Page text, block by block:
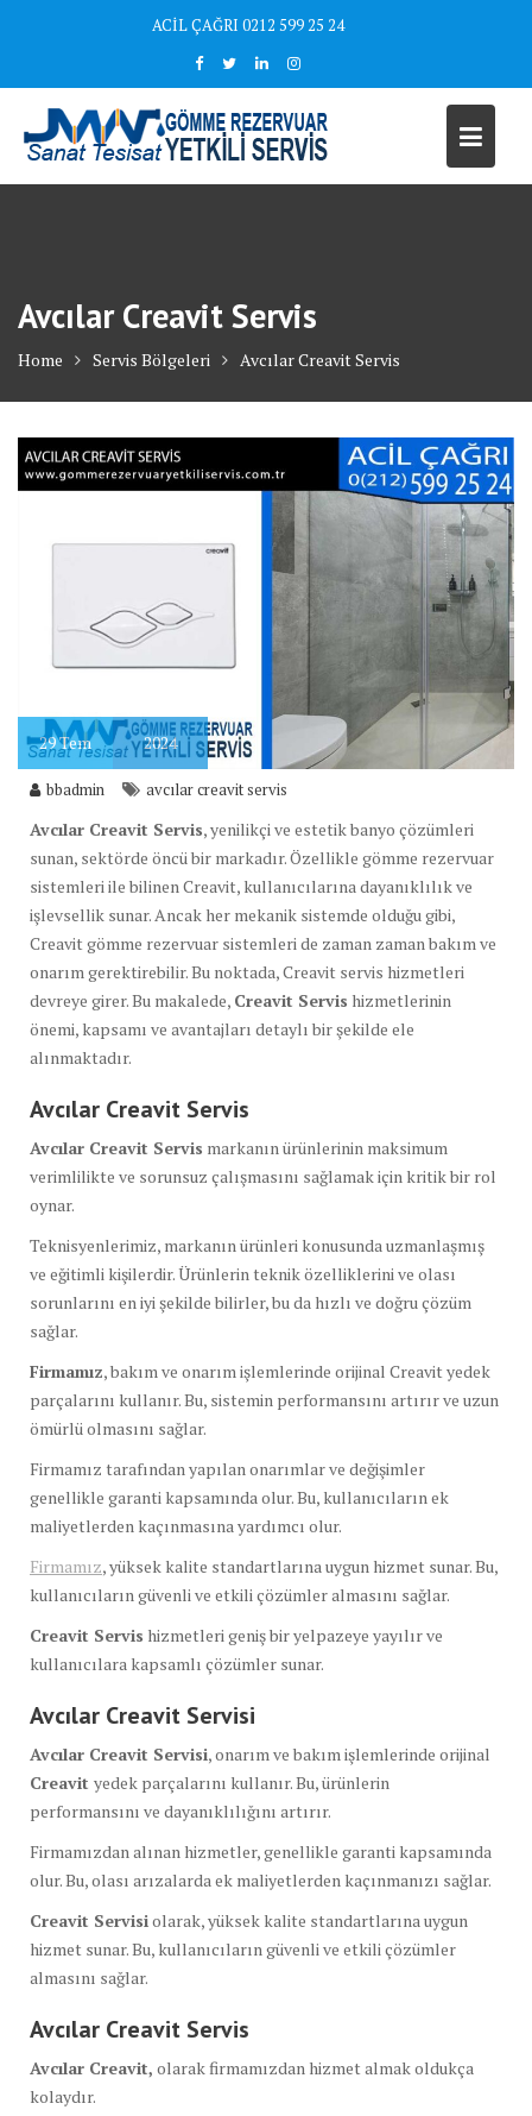
ACİL ÇAĞRI 0212 599 25 24
Avcılar Creavit Servis
Home Servis Bölgeleri Avcılar Creavit Servis
29Tem 2024
bbadmin avcılar creavit servis
Avcılar Creavit Servis, yenilikçi ve estetik banyo çözümleri
sunan, sektörde öncü bir markadır. Özellikle gömme rezervuar
sistemleri ile bilinen Creavit, kullanıcılarına dayanıklılık ve
işlevsellik sunar. Ancak her mekanik sistemde olduğu gibi,
Creavit gömme rezervuar sistemleri de zaman zaman bakım ve
onarım gerektirebilir. Bu noktada, Creavit servis hizmetleri
devreye girer. Bu makalede, Creavit Servis hizmetlerinin
önemi, kapsamı ve avantajları detaylı bir şekilde ele
alınmaktadır.
Avcılar Creavit Servis
Avcılar Creavit Servis markanın ürünlerinin maksimum
verimlilikte ve sorunsuz çalışmasını sağlamak için kritik bir rol
oynar.
Teknisyenlerimiz, markanın ürünleri konusunda uzmanlaşmış
ve eğitimli kişilerdir. Ürünlerin teknik özelliklerini ve olası
sorunlarını en iyi şekilde bilirler, bu da hızlı ve doğru çözüm
sağlar.
Firmamız, bakım ve onarım işlemlerinde orijinal Creavit yedek
parçalarını kullanır. Bu, sistemin performansını artırır ve uzun
ömürlü olmasını sağlar.
Firmamız tarafından yapılan onarımlar ve değişimler
genellikle garanti kapsamında olur. Bu, kullanıcıların ek
maliyetlerden kaçınmasına yardımcı olur.
Firmamız, yüksek kalite standartlarına uygun hizmet sunar. Bu,
kullanıcıların güvenli ve etkili çözümler almasını sağlar.
Creavit Servis hizmetleri geniş bir yelpazeye yayılır ve
kullanıcılara kapsamlı çözümler sunar.
Avcılar Creavit Servisi
Avcılar Creavit Servisi, onarım ve bakım işlemlerinde orijinal
Creavit yedek parçalarını kullanır. Bu, ürünlerin
performansını ve dayanıklılığını artırır.
Firmamızdan alınan hizmetler, genellikle garanti kapsamında
olur. Bu, olası arızalarda ek maliyetlerden kaçınmanızı sağlar.
Creavit Servisiolarak, yüksek kalite standartlarına uygun
hizmet sunar. Bu, kullanıcıların güvenli ve etkili çözümler
almasını sağlar.
Avcılar Creavit Servis
Avcılar Creavit, olarak firmamızdan hizmet almak oldukça
kolaydır.